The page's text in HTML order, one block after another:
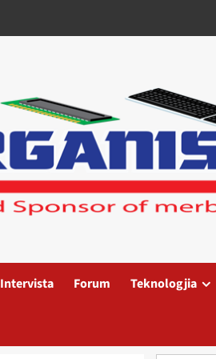
Intervista Forum Teknologjia